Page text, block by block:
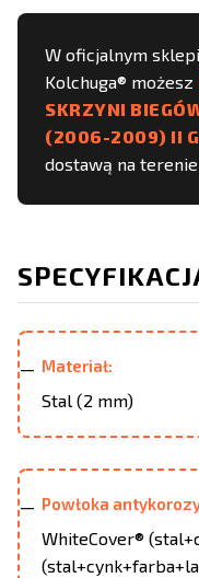
W oficjalnym
Kolchuga® możesz
SKRZYNI
(2006-2009) II
dostawą na
Materiał:
Stal (2 mm)
Powłoka
WhiteCover®